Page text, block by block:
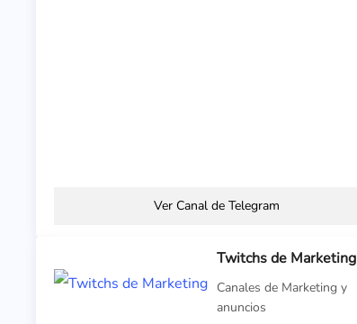
Ver Canal de Telegram
Twitchs de Marketing
Canales de Marketing y
anuncios